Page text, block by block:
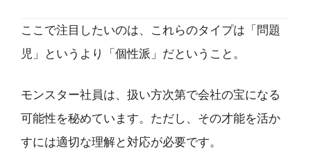
ここで注目したいのは、これらのタイプは「問題
児」というより「個性派」だということ。
モンスター社員は、扱い方次第で会社の宝になる
可能性を秘めています。ただし、その才能を活か
すには適切な理解と対応が必要です。